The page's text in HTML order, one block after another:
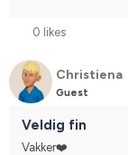
0 likes
Christiena
Guest
Veldig fin
Vakker❤️